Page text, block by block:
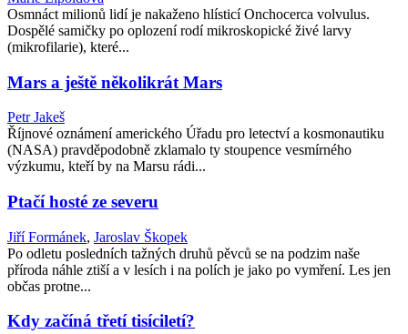
Osmnáct milionů lidí je nakaženo hlísticí Onchocerca volvulus.
Dospělé samičky po oplození rodí mikroskopické živé larvy
(mikrofilarie), které...
Mars a ještě několikrát Mars
Petr Jakeš
Říjnové oznámení amerického Úřadu pro letectví a kosmonautiku
(NASA) pravděpodobně zklamalo ty stoupence vesmírného
výzkumu, kteří by na Marsu rádi...
Ptačí hosté ze severu
Jiří Formánek, Jaroslav Škopek
Po odletu posledních tažných druhů pěvců se na podzim naše
příroda náhle ztiší a v lesích i na polích je jako po vymření. Les jen
občas protne...
Kdy začíná třetí tisíciletí?